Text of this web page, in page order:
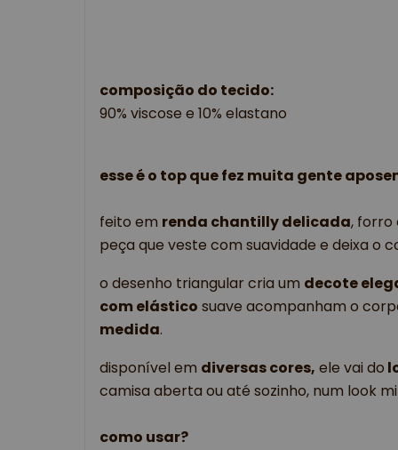
composição do tecido:
90% viscose e 10% elastano
esse é o top que fez muita gente
feito em renda chantilly delicada,
peça que veste com suavidade e deixa o
o desenho triangular cria um decote
com elástico suave acompanham o
medida.
disponível em diversas cores, ele vai do
camisa aberta ou até sozinho, num look
como usar?